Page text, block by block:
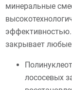
минеральные
закрывает
лососевых